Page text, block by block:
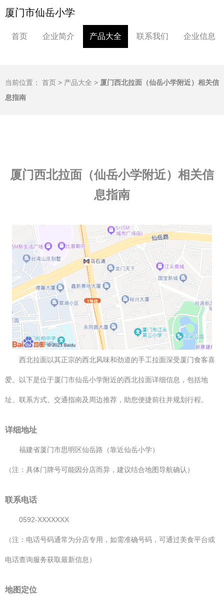
厦门市仙岳小学
首页 企业简介 产品大全 联系我们 企业信息
当前位置： 首页 > 产品大全 > 厦门西北拉面（仙岳小学附近）相关信
息指南
厦门西北拉面（仙岳小学附近）相关信
息指南
西北拉面以其正宗的西北风味和劲道的手工拉面深受厦门食客喜
爱。以下是位于厦门市仙岳小学附近的西北拉面详细信息，包括地
址、联系方式、交通指南及周边推荐，助您便捷前往并规划行程。
详细地址
福建省厦门市思明区仙岳路（靠近仙岳小学）
（注：具体门牌号可能因分店而异，建议结合地图导航确认）
联系电话
0592-XXXXXXX
（注：电话号码通常为分店专用，如需准确号码，可通过美食平台或
电话查询服务获取最新信息）
地图定位